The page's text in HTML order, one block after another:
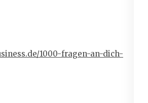
1000-fragen-an-dich-